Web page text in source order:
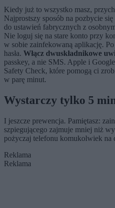
Kiedy już to wszystko masz,
Najprostszy sposób na pozbycie
do ustawień fabrycznych z
Nie loguj się na stare konto przy
w sobie zainfekowaną aplikację.
hasła. Włącz dwuskładnikowe
passkey, a nie SMS. Apple i
Safety Check, które pomogą ci
w parę minut.
Wystarczy tylko 5
I jeszcze prewencja. Pamiętasz:
szpiegującego zajmuje mniej niż
pożyczaj telefonu komukolwiek na
Reklama
Reklama